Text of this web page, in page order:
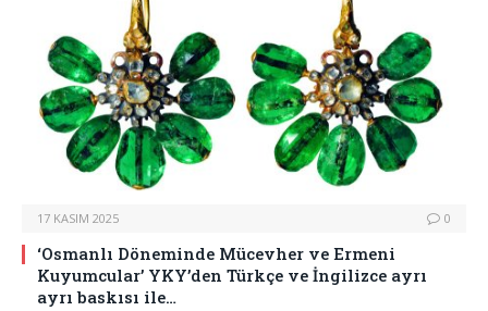
17 KASIM 2025 0
‘Osmanlı Döneminde Mücevher ve Ermeni
Kuyumcular’ YKY’den Türkçe ve İngilizce ayrı
ayrı baskısı ile…